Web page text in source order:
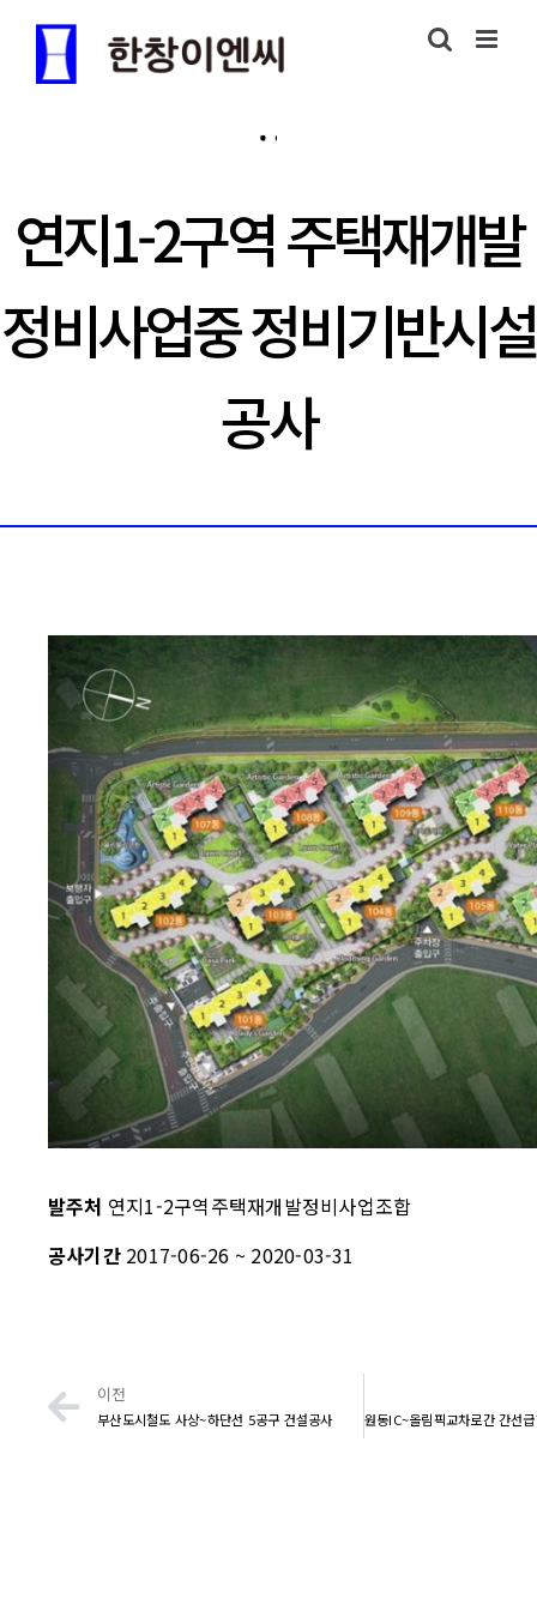
연지1-2구역 주택재개발
정비사업중 정비기반시설
공사
발주처 연지1-2구역주택재개발정비사업조합
공사기간2017-06-26 ~ 2020-03-31
이전
부산도시철도 사상~하단선 5공구 건설공사